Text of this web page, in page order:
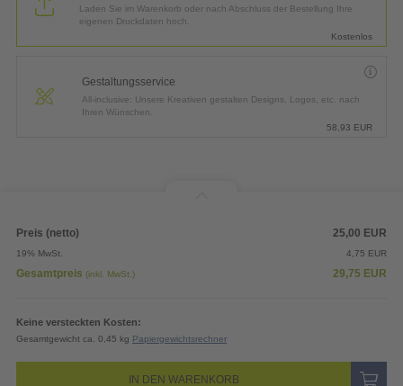
Laden Sie im Warenkorb oder nach Abschluss der Bestellung Ihre
eigenen Druckdaten hoch.
Kostenlos
Gestaltungsservice
All-inclusive: Unsere Kreativen gestalten Designs, Logos, etc. nach
Ihren Wünschen.
58,93 EUR
Preis (netto) 25,00 EUR
19% MwSt. 4,75 EUR
Gesamtpreis (inkl. MwSt.) 29,75 EUR
Keine versteckten Kosten:
Gesamtgewicht ca. 0,45 kg Papiergewichtsrechner
IN DEN WARENKORB